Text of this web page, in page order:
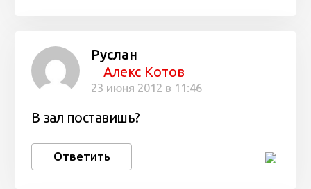
Руслан
Алекс Котов
23 июня 2012 в 11:46
В зал поставишь?
Ответить